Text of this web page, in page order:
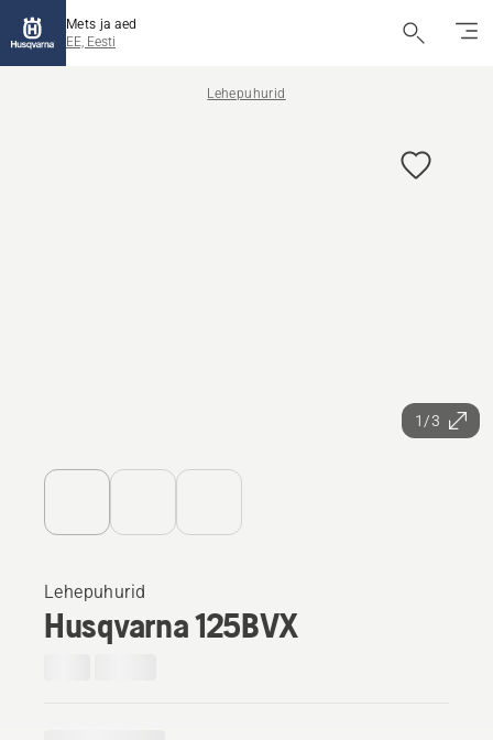
Mets ja aed
EE, Eesti
Lehepuhurid
1/3
Lehepuhurid
Husqvarna 125BVX